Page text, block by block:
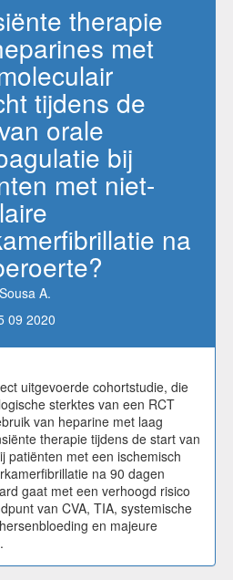
therapie
met
tijdens de
orale
bij
met niet-
na
A.
09 2020
uitgevoerde cohortstudie, die
sterktes van een RCT
van heparine met laag
therapie tijdens de start van
patiënten met een ischemisch
na 90 dagen
gaat met een verhoogd risico
van CVA, TIA, systemische
en majeure